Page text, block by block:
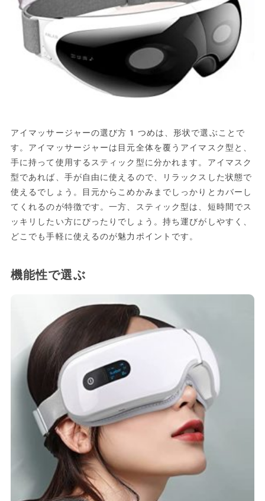
アイマッサージャーの選び方1つめは、形状で選ぶことで
す。アイマッサージャーは目元全体を覆うアイマスク型と、
手に持って使用するスティック型に分かれます。アイマスク
型であれば、手が自由に使えるので、リラックスした状態で
使えるでしょう。目元からこめかみまでしっかりとカバーし
てくれるのが特徴です。一方、スティック型は、短時間でス
ッキリしたい方にぴったりでしょう。持ち運びがしやすく、
どこでも手軽に使えるのが魅力ポイントです。
機能性で選ぶ